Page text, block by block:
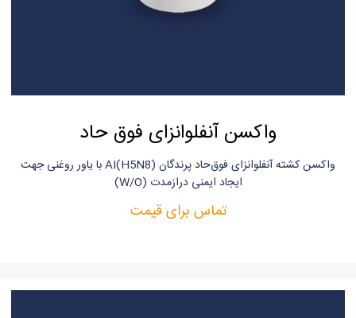
واکسن آنفلوانزای فوق حاد
واکسن کشته آنفلوانزای فوق‌حاد پرندگان AI(H5N8) با یاور روغنی جهت
ایجاد ایمنی دراز‌مدت (W/O)
تماس برای قیمت